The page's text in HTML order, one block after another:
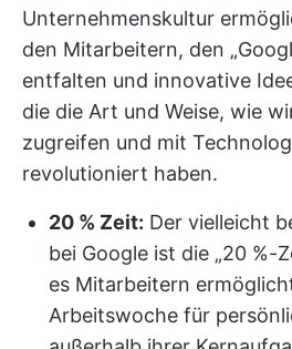
Unternehmenskultur
den Mitarbeitern, den
entfalten und innovative
die die Art und Weise, wie
zugreifen und mit
revolutioniert haben.
20 % Zeit: Der vielleicht
bei Google ist die „20 %-
es Mitarbeitern
Arbeitswoche für